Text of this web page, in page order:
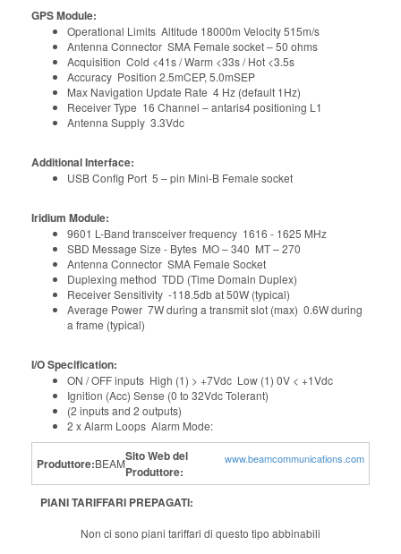
GPS Module:
Operational Limits Altitude 18000m Velocity 515m/s
Antenna Connector SMA Female socket – 50 ohms
Acquisition Cold <41s / Warm <33s / Hot <3.5s
Accuracy Position 2.5mCEP, 5.0mSEP
Max Navigation Update Rate 4 Hz (default 1Hz)
Receiver Type 16 Channel – antaris4 positioning L1
Antenna Supply 3.3Vdc
Additional Interface:
USB Config Port 5 – pin Mini-B Female socket
Iridium Module:
9601 L-Band transceiver frequency 1616 - 1625 MHz
SBD Message Size - Bytes MO – 340 MT – 270
Antenna Connector SMA Female Socket
Duplexing method TDD (Time Domain Duplex)
Receiver Sensitivity -118.5db at 50W (typical)
Average Power 7W during a transmit slot (max) 0.6W during
a frame (typical)
I/O Specification:
ON / OFF inputs High (1) > +7Vdc Low (1) 0V < +1Vdc
Ignition (Acc) Sense (0 to 32Vdc Tolerant)
(2 inputs and 2 outputs)
2 x Alarm Loops Alarm Mode:
Produttore:BEAMSito Web del
Produttore:
www.beamcommunications.com
PIANI TARIFFARI PREPAGATI:
Non ci sono piani tariffari di questo tipo abbinabili